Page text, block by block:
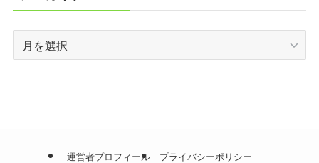
ー
運営者プロフィール プライバシーポリシー